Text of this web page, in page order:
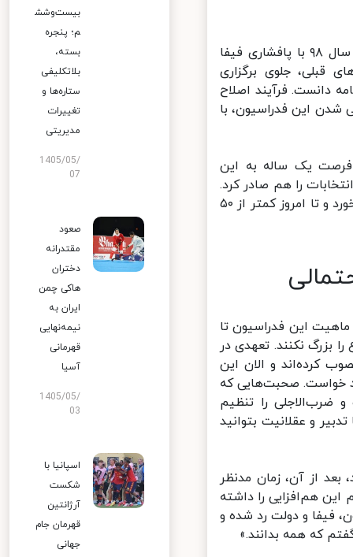
ماجرای اصلاح اساسنامه این فدراسیون بعد از یک دوره طولانی مدت و در سال ۹۸ با پافشاری فیفا
جلوی برگزاری
دانست. فرآیند اصلاح
شدن این فدراسیون، با
یک ساله به این
را هم صادر کرد.
در نهایت با برگزاری انتخابات در دهم اسفند ۹۹، فرصت یک ساله هم کلید خورد و تا امروز کمتر از ۵۰
این فدراسیون تا
بزرگ نکنند. تعهدی در
کرده‌اند و الان این
مصوبه نهایی را خواهد خواست. صحبت‌هایی که
ضرب‌الاجلی را تنظیم
تدبیر و عقلانیت بتوانید
از آن، زمان مدنظر
هم‌افزایی را داشته
فیفا و دولت رد شده و
که همه بدانند.»
بیست‌وشش
م؛ پنجره
بسته،
بلاتکلیفی
ستاره‌ها و
تغییرات
مدیریتی
1405/05/
07
صعود
مقتدرانه
دختران
هاکی چمن
ایران به
نیمه‌نهایی
قهرمانی
آسیا
1405/05/
03
اسپانیا با
شکست
آرژانتین
قهرمان جام
جهانی